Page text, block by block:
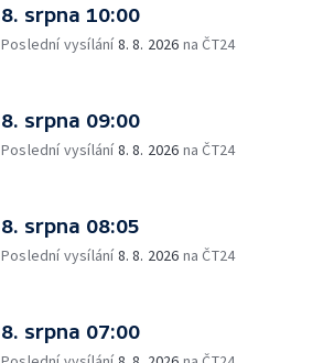
8. srpna 10:00
Poslední vysílání8. 8. 2026 na ČT24
8. srpna 09:00
Poslední vysílání8. 8. 2026 na ČT24
8. srpna 08:05
Poslední vysílání8. 8. 2026 na ČT24
8. srpna 07:00